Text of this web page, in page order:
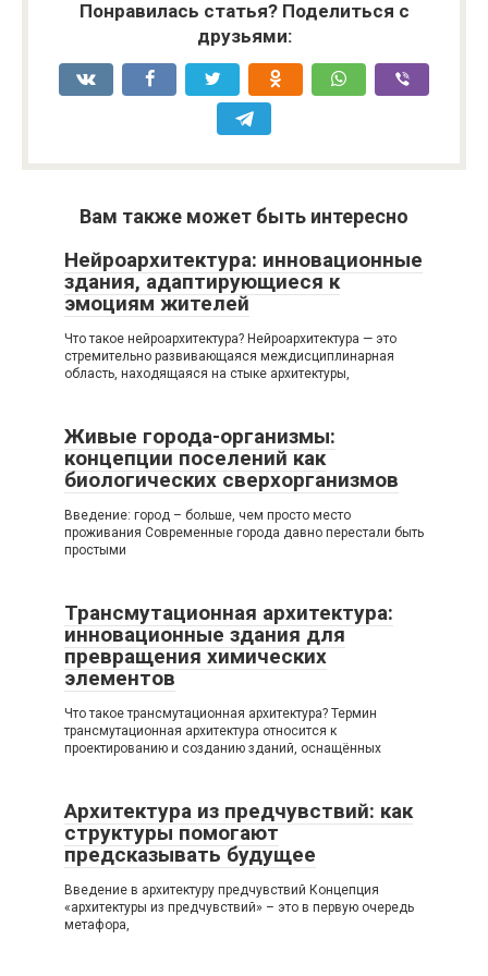
Понравилась статья? Поделиться с
друзьями:
Вам также может быть интересно
Нейроархитектура: инновационные
здания, адаптирующиеся к
эмоциям жителей
Что такое нейроархитектура? Нейроархитектура — это
стремительно развивающаяся междисциплинарная
область, находящаяся на стыке архитектуры,
Живые города-организмы:
концепции поселений как
биологических сверхорганизмов
Введение: город – больше, чем просто место
проживания Современные города давно перестали быть
простыми
Трансмутационная архитектура:
инновационные здания для
превращения химических
элементов
Что такое трансмутационная архитектура? Термин
трансмутационная архитектура относится к
проектированию и созданию зданий, оснащённых
Архитектура из предчувствий: как
структуры помогают
предсказывать будущее
Введение в архитектуру предчувствий Концепция
«архитектуры из предчувствий» – это в первую очередь
метафора,